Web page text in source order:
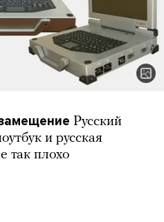
Русский
и русская
так плохо